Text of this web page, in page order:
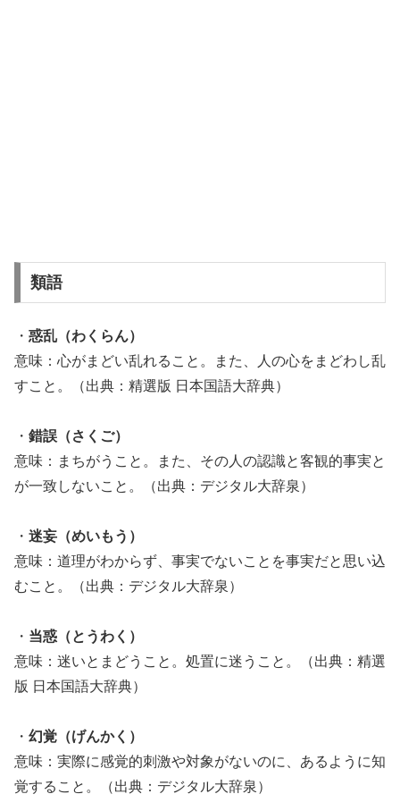
類語
・ 惑乱（わくらん）
意味：心がまどい乱れること。また、人の心をまどわし乱
すこと。（出典：精選版 日本国語大辞典）
・ 錯誤（さくご）
意味：まちがうこと。また、その人の認識と客観的事実と
が一致しないこと。（出典：デジタル大辞泉）
・ 迷妄（めいもう）
意味：道理がわからず、事実でないことを事実だと思い込
むこと。（出典：デジタル大辞泉）
・ 当惑（とうわく）
意味：迷いとまどうこと。処置に迷うこと。（出典：精選
版 日本国語大辞典）
・ 幻覚（げんかく）
意味：実際に感覚的刺激や対象がないのに、あるように知
覚すること。（出典：デジタル大辞泉）